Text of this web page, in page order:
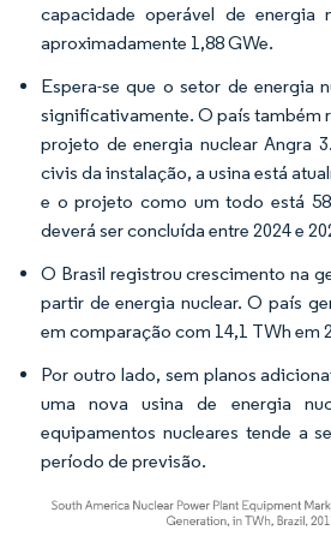
capacidade operável de energia
aproximadamente 1,88 GWe.
Espera-se que o setor de energia
significativamente. O país também
projeto de energia nuclear Angra
civis da instalação, a usina está
e o projeto como um todo está
deverá ser concluída entre 2024 e
O Brasil registrou crescimento na
partir de energia nuclear. O país
em comparação com 14,1 TWh em
Por outro lado, sem planos
uma nova usina de energia
equipamentos nucleares tende a
período de previsão.